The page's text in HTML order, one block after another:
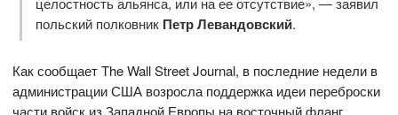
польский полковник Петр Левандовский.
Как сообщает The Wall Street Journal, в последние недели в
администрации США возросла поддержка идеи переброски
части войск из Западной Европы на восточный фланг